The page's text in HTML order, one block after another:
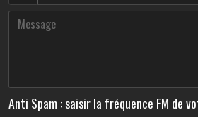
Anti Spam : saisir la fréquence FM de